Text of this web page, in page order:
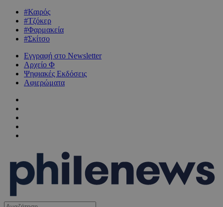
#Καιρός
#Τζόκερ
#Φαρμακεία
#Σκίτσο
Εγγραφή στο Newsletter
Αρχείο Φ
Ψηφιακές Εκδόσεις
Αφιερώματα